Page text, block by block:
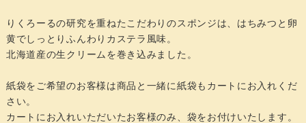
りくろーるの研究を重ねたこだわりのスポンジは、はちみつと卵
黄でしっとりふんわりカステラ風味。
北海道産の生クリームを巻き込みました。
紙袋をご希望のお客様は商品と一緒に紙袋もカートにお入れくだ
さい。
カートにお入れいただいたお客様のみ、袋をお付けいたします。